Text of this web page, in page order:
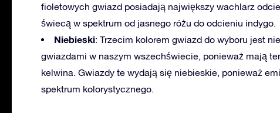
fioletowych gwiazd posiadają największy wachlarz
świecą w spektrum od jasnego różu do odcieniu indygo.
Niebieski: Trzecim kolorem gwiazd do wyboru jest
gwiazdami w naszym wszechświecie, ponieważ mają
kelwina. Gwiazdy te wydają się niebieskie, ponieważ
spektrum kolorystycznego.